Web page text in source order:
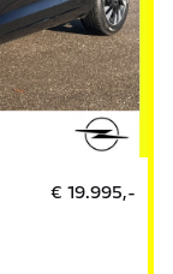
€ 19.995,-